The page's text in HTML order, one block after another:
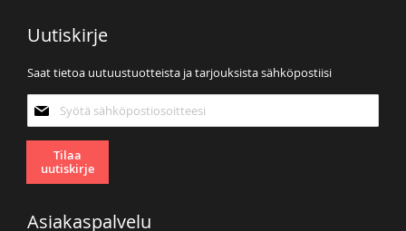
Uutiskirje
Saat tietoa uutuustuotteista ja tarjouksista sähköpostiisi
uutiskirjeemme:
Tilaa
uutiskirje
Asiakaspalvelu